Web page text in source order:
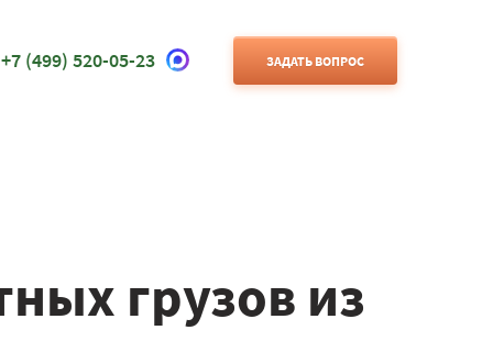
+7 (499) 520-05-23 ЗАДАТЬ ВОПРОС
грузов из